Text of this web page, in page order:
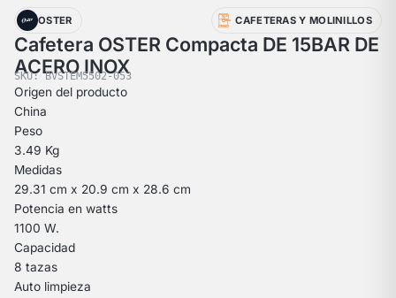
OSTER CAFETERAS Y MOLINILLOS
Cafetera OSTER Compacta DE 15BAR DE
ACERO INOX
SKU: BVSTEM5502-053
Origen del producto
China
Peso
3.49 Kg
Medidas
29.31 cm x 20.9 cm x 28.6 cm
Potencia en watts
1100 W.
Capacidad
8 tazas
Auto limpieza